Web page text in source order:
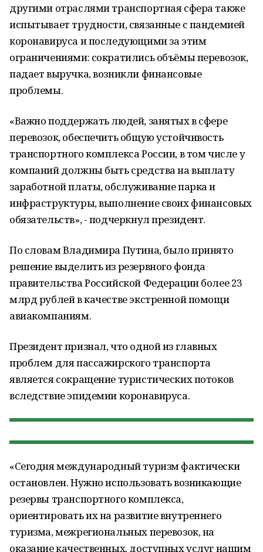
другими отраслями транспортная сфера также
испытывает трудности, связанные с пандемией
коронавируса и последующими за этим
ограничениями: сократились объёмы перевозок,
падает выручка, возникли финансовые
проблемы.
«Важно поддержать людей, занятых в сфере
перевозок, обеспечить общую устойчивость
транспортного комплекса России, в том числе у
компаний должны быть средства на выплату
заработной платы, обслуживание парка и
инфраструктуры, выполнение своих финансовых
обязательств», - подчеркнул президент.
По словам Владимира Путина, было принято
решение выделить из резервного фонда
правительства Российской Федерации более 23
млрд рублей в качестве экстренной помощи
авиакомпаниям.
Президент признал, что одной из главных
проблем для пассажирского транспорта
является сокращение туристических потоков
вследствие эпидемии коронавируса.
«Сегодня международный туризм фактически
остановлен. Нужно использовать возникающие
резервы транспортного комплекса,
ориентировать их на развитие внутреннего
туризма, межрегиональных перевозок, на
оказание качественных, доступных услуг нашим